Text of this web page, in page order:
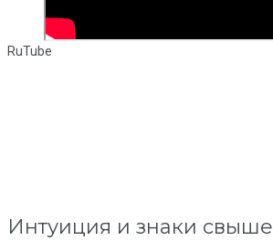
RuTube
Интуиция и знаки свыше